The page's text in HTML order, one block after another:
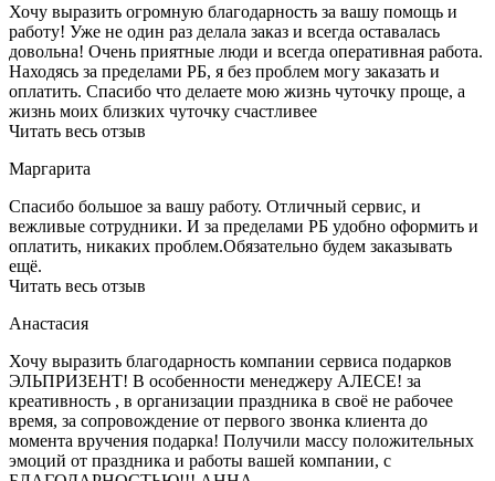
Хочу выразить огромную благодарность за вашу помощь и
работу! Уже не один раз делала заказ и всегда оставалась
довольна! Очень приятные люди и всегда оперативная работа.
Находясь за пределами РБ, я без проблем могу заказать и
оплатить. Спасибо что делаете мою жизнь чуточку проще, а
жизнь моих близких чуточку счастливее
Читать весь отзыв
Маргарита
Спасибо большое за вашу работу. Отличный сервис, и
вежливые сотрудники. И за пределами РБ удобно оформить и
оплатить, никаких проблем.Обязательно будем заказывать
ещё.
Читать весь отзыв
Анастасия
Хочу выразить благодарность компании сервиса подарков
ЭЛЬПРИЗЕНТ! В особенности менеджеру АЛЕСЕ! за
креативность , в организации праздника в своё не рабочее
время, за сопровождение от первого звонка клиента до
момента вручения подарка! Получили массу положительных
эмоций от праздника и работы вашей компании, с